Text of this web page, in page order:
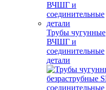
Трубы чугунные
ВЧШГ и
соединительные
детали